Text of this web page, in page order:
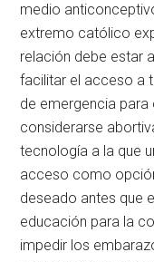
medio
extremo católico
relación debe estar
facilitar el acceso a
de emergencia para
considerarse
tecnología a la que
acceso como
deseado antes que
educación para la
impedir los